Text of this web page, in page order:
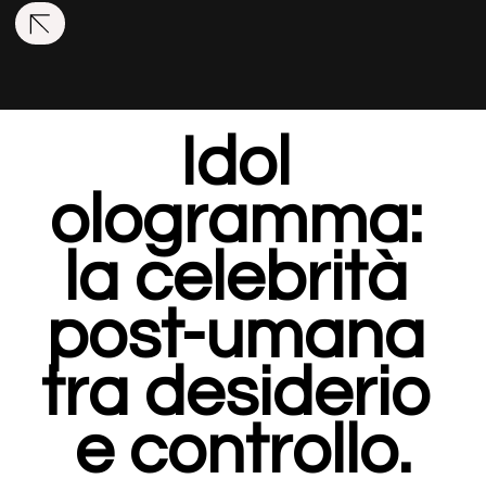
Idol
ologramma:
la celebrità
post-umana
tra desiderio
e controllo.